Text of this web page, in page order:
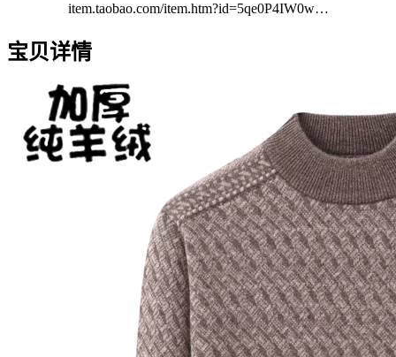
item.taobao.com/item.htm?id=5qe0P4IW0w…
宝贝详情